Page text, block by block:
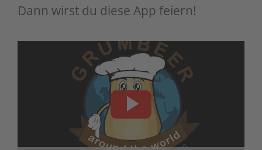
Dann wirst du diese App feiern!